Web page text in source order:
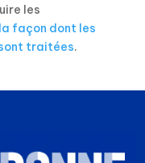
les
façon dont les
traitées.